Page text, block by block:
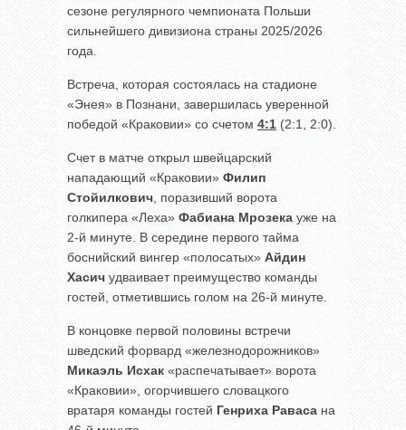
сезоне регулярного чемпионата Польши
сильнейшего дивизиона страны 2025/2026
года.
Встреча, которая состоялась на стадионе
«Энея» в Познани, завершилась уверенной
победой «Краковии» со счетом 4:1 (2:1, 2:0).
Счет в матче открыл швейцарский
нападающий «Краковии» Филип
Стойилкович, поразивший ворота
голкипера «Леха» Фабиана Мрозека уже на
2-й минуте. В середине первого тайма
боснийский вингер «полосатых» Айдин
Хасич удваивает преимущество команды
гостей, отметившись голом на 26-й минуте.
В концовке первой половины встречи
шведский форвард «железнодорожников»
Микаэль Исхак «распечатывает» ворота
«Краковии», огорчившего словацкого
вратаря команды гостей Генриха Раваса на